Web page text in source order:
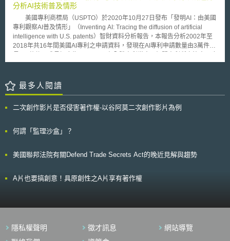
密保護機制，例如：法務、資訊、研發及銷售等部門跨部門協力合作，並持
續培訓以打造營業秘密保護文化。 三、面臨營業秘密訴訟，行動策略為關
於在訴訟階段，法院不會僅憑「懷疑」或「模糊描述」就核發禁制令。建議
公司平時應落實以下管理措施，以便能夠在發現風險行為後2~3天內，迅速
蒐集相應佐證： 1. 證據保全機制應包含：妥善保存電子郵件、系統存取紀
發投入成本、競爭優勢等。 綜上，公司如欲減少實務上營業秘密糾紛風
險，應及早確認是否落實、需要精進公司的營業秘密管理機制，建議國內公
司可參考資策會科法所創意智財中心於2023年發布之「營業秘密保護管理
輸、改作或重製等利用行為。 本文同步刊登於TIPS網站
療疾病Y的用途」落入法定不予專利範疇，得以瑞士型請求項改寫成「化合
物A用於製備治療疾病Y之藥物的用途」，則非屬於法定不予專利之標的；
簡言之，為符合專利適格性，我國規範醫療用途發明需使用瑞士型請求項撰
寫型式。 2007年12月13日，歐洲專利局施行新制歐洲專利公約(EPC
2000)[2]，明訂第二或後續（second or further）醫藥用途發明可用已知物
質或組合物作為專利申請標的；換言之，第二醫藥用途發明之物質或組合
物，得以「限定用途之藥物」來申請專利；同前例則可改寫為「用於治療疾
委員會（Enlarged Board of Appeal，簡稱EBA）就涉及老藥新用途的專利
案件-G2/08案[3]，提出有關歐洲專利公約(European Patent. Convention，
利局與醫藥界的密切關注，EBA就G2/08案提出：未來藥物用途的瑞士型請
專利範圍之撰寫方式，始從「用途」為標的之瑞士型請求項或德國型請求
定藥物請求項後，是否影響歐洲各國法院有關直接侵害第二醫藥用途專利之
期德國、荷蘭之實務見解，已有加重學名藥廠侵權風險之趨勢，恐將影響未
來我國專利審查實務之標的認定，倘若我國學名藥廠欲拓展歐洲市場，亦須
利權人須證明疑似侵權人有明確安排或準備行為，且該準備行為之目的係為
實現應用藥物於專利保護用途。「清單準備」行為除常見於藥物仿單指示說
不窮。 較為人所知的爭議案例為，一間位於紐約市的酒店因至該酒店
參加婚宴的顧客於Yelp等評論網站上留下諸多負面評價，該酒店即依據契約
向使用場地舉辦婚宴的新婚夫妻， 以每一則負面評價500美元為計，收取一
筆高額的賠償金。另有較特別的案例為，紐約市有一名牙醫師於其與診所病
患間的契約中明訂授權約款，將任何病患可能於就診後作成的負面評價，以
著作權授權的方式授予該名牙醫師，而該名牙醫師復以被授權人的身分，依
該州州長簽署，於民法中增訂第1670.8條（California Civil Code
§1670.8）之規定，使消費者發表消費評論之自由能夠受到更完整的保障。
依據該法之規定，消費者有權對其所消費商品或服務的出賣人、出租人或其
General)以下的檢察官或個案消費者可透過民事程序向違反該法律規定者起
罰款。 馬里蘭州議會亦於2016年2月表決通過於該州《商業法》
以評論之權利，且違反該法的行為人除了將負擔1000美元及累犯每次5000
法制加以強化之外，美國國會也正在進行相關的立法工作。聯邦參議院於
Act of 2015），該法案（H.R.2110, 114th Cong. (2015-2016)）目前於聯
分析AI技術普及情形
美國專利商標局（USPTO）於2020年10月27日發布「發明AI：由美國
專利觀察AI普及情形」（Inventing AI: Tracing the diffusion of artificial
intelligence with U.S. patents）智財資料分析報告，本報告分析2002年至
2018年共16年間美國AI專利之申請資料，發現在AI專利申請數量由3萬件成
由原本的9%成長至接近16%，顯示在AI技術研發創新與普及率的顯著成
考？」問題以來，現今AI技術的發展已經達到連圖靈也會讚嘆的水準，AI技
術在發明領域的重要性益發提升，活躍於AI領域的發明人占全體專利權人的
相同的趨勢；除了美國銀行（Bank of America）、波音公司（Boeing）以
領域，其中佔據首位者為擁有46,752項專利的IBM，其次為擁有22,076項專
他州的農業上。 USPTO指出，經由專利資料分析顯示AI技術的發展不
用，AI對於產業的影響力將不亞於電力或半導體，隨著AI領域發明人的顯著
最多人閱讀
二次創作影片是否侵害著作權-以谷阿莫二次創作影片為例
何謂「監理沙盒」？
美國聯邦法院有關Defend Trade Secrets Act的晚近見解與趨勢
A片也要搞創意！具原創性之A片享有著作權
隱私權聲明 徵才訊息
網站導覽